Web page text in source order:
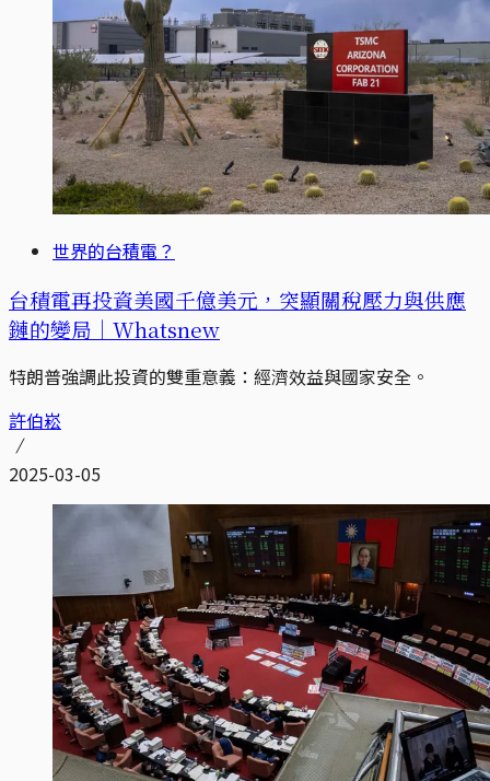
世界的台積電？
台積電再投資美國千億美元，突顯關稅壓力與供應
鏈的變局｜Whatsnew
特朗普強調此投資的雙重意義：經濟效益與國家安全。
許伯崧
2025-03-05